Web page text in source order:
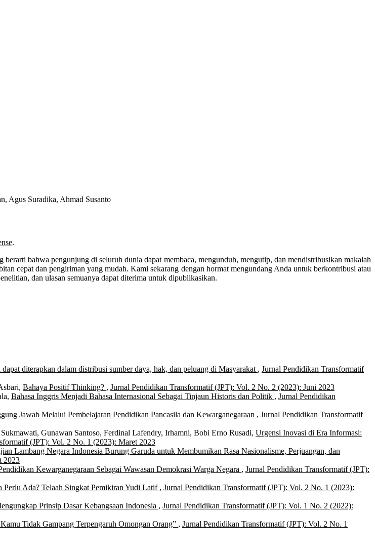
Agus Suradika, Ahmad Susanto
.
berarti bahwa pengunjung di seluruh dunia dapat membaca, mengunduh, mengutip, dan mendistribusikan makalah
cepat dan pengiriman yang mudah. Kami sekarang dengan hormat mengundang Anda untuk berkontribusi atau
dan ulasan semuanya dapat diterima untuk dipublikasikan.
diterapkan dalam distribusi sumber daya, hak, dan peluang di Masyarakat , Jurnal Pendidikan Transformatif
Bahaya Positif Thinking? , Jurnal Pendidikan Transformatif (JPT): Vol. 2 No. 2 (2023): Juni 2023
Bahasa Inggris Menjadi Bahasa Internasional Sebagai Tinjaun Historis dan Politik , Jurnal Pendidikan
Jawab Melalui Pembelajaran Pendidikan Pancasila dan Kewarganegaraan , Jurnal Pendidikan Transformatif
Gunawan Santoso, Ferdinal Lafendry, Irhamni, Bobi Erno Rusadi, Urgensi Inovasi di Era Informasi:
(JPT): Vol. 2 No. 1 (2023): Maret 2023
Lambang Negara Indonesia Burung Garuda untuk Membumikan Rasa Nasionalisme, Perjuangan, dan
2023
Kewarganegaraan Sebagai Wawasan Demokrasi Warga Negara , Jurnal Pendidikan Transformatif (JPT):
Perlu Ada? Telaah Singkat Pemikiran Yudi Latif , Jurnal Pendidikan Transformatif (JPT): Vol. 2 No. 1 (2023):
Prinsip Dasar Kebangsaan Indonesia , Jurnal Pendidikan Transformatif (JPT): Vol. 1 No. 2 (2022):
Tidak Gampang Terpengaruh Omongan Orang” , Jurnal Pendidikan Transformatif (JPT): Vol. 2 No. 1